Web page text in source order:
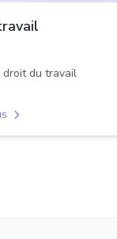
droit du travail